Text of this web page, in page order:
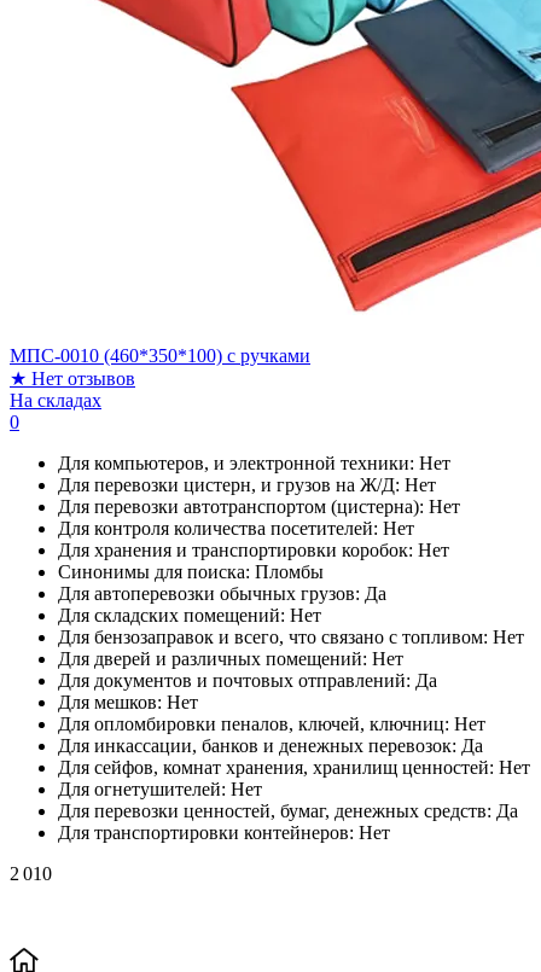
МПС-0010 (460*350*100) с ручками
★ Нет отзывов
На складах
0
Для компьютеров, и электронной техники: Нет
Для перевозки цистерн, и грузов на Ж/Д: Нет
Для перевозки автотранспортом (цистерна): Нет
Для контроля количества посетителей: Нет
Для хранения и транспортировки коробок: Нет
Синонимы для поиска: Пломбы
Для автоперевозки обычных грузов: Да
Для складских помещений: Нет
Для бензозаправок и всего, что связано с топливом: Нет
Для дверей и различных помещений: Нет
Для документов и почтовых отправлений: Да
Для мешков: Нет
Для опломбировки пеналов, ключей, ключниц: Нет
Для инкассации, банков и денежных перевозок: Да
Для сейфов, комнат хранения, хранилищ ценностей: Нет
Для огнетушителей: Нет
Для перевозки ценностей, бумаг, денежных средств: Да
Для транспортировки контейнеров: Нет
2 010